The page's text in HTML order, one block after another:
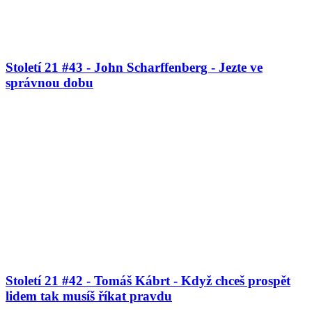
Století 21 #43 - John Scharffenberg - Jezte ve
správnou dobu
Století 21 #42 - Tomáš Kábrt - Když chceš prospět
lidem tak musíš říkat pravdu